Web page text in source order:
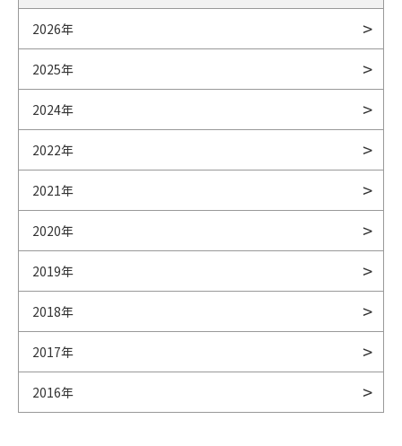
2026年
2025年
2024年
2022年
2021年
2020年
2019年
2018年
2017年
2016年